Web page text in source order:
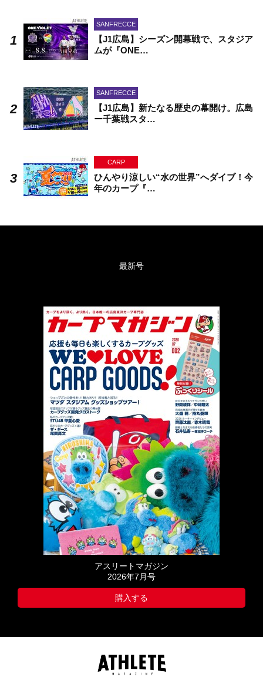
SANFRECCE
【J1広島】シーズン開幕戦で、スタジア
ムが『ONE…
SANFRECCE
【J1広島】新たなる歴史の幕開け。広島
ー千葉戦スタ…
CARP
ひんやり涼しい“水の世界”へダイブ！今
年のカープ『…
最新号
アスリートマガジン
2026年7月号
購入する